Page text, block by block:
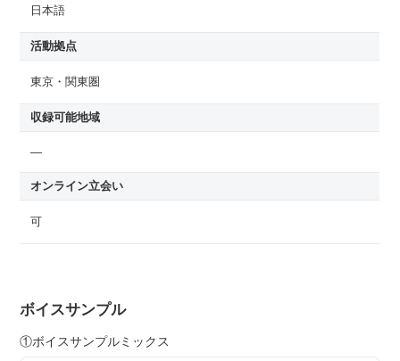
日本語
活動拠点
東京・関東圏
収録可能地域
—
オンライン立会い
可
ボイスサンプル
①ボイスサンプルミックス